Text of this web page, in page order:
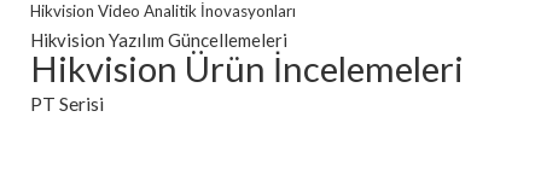
Hikvision Video Analitik İnovasyonları
Hikvision Yazılım Güncellemeleri
Hikvision Ürün İncelemeleri
PT Serisi